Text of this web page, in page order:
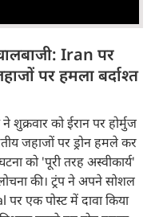
Iran पर
पर हमला बर्दाश्त
ने शुक्रवार को ईरान पर होर्मुज
जहाजों पर ड्रोन हमले कर
को 'पूरी तरह अस्वीकार्य'
की। ट्रंप ने अपने सोशल
पर एक पोस्ट में दावा किया